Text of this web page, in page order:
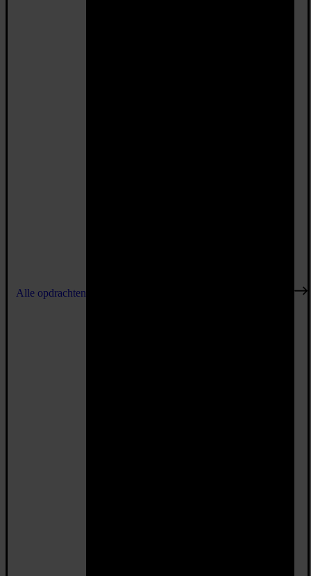
Alle opdrachten